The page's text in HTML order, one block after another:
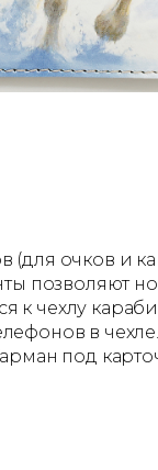
(для очков и
позволяют
к чехлу
в чехле.
под